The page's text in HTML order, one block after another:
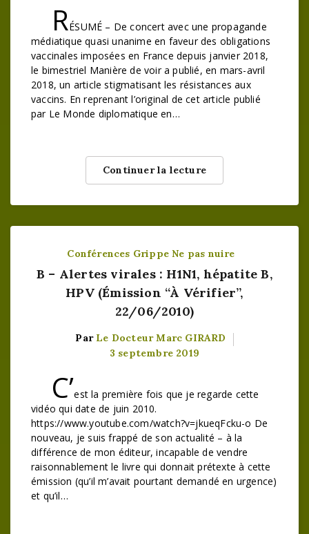
RÉSUMÉ – De concert avec une propagande
médiatique quasi unanime en faveur des obligations
vaccinales imposées en France depuis janvier 2018,
le bimestriel Manière de voir a publié, en mars-avril
2018, un article stigmatisant les résistances aux
vaccins. En reprenant l’original de cet article publié
par Le Monde diplomatique en…
Continuer la lecture
Conférences Grippe Ne pas nuire
B – Alertes virales : H1N1, hépatite B,
HPV (Émission “À Vérifier”,
22/06/2010)
Par Le Docteur Marc GIRARD
3 septembre 2019
C’est la première fois que je regarde cette
vidéo qui date de juin 2010.
https://www.youtube.com/watch?v=jkueqFcku-o De
nouveau, je suis frappé de son actualité – à la
différence de mon éditeur, incapable de vendre
raisonnablement le livre qui donnait prétexte à cette
émission (qu’il m’avait pourtant demandé en urgence)
et qu’il…